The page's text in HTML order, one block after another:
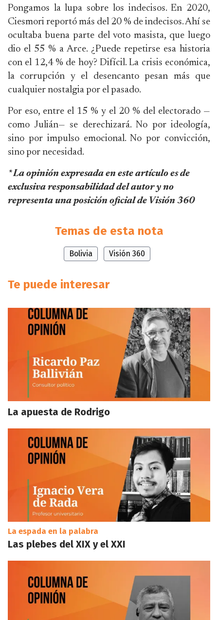
Pongamos la lupa sobre los indecisos. En 2020,
Ciesmori reportó más del 20 % de indecisos. Ahí se
ocultaba buena parte del voto masista, que luego
dio el 55 % a Arce. ¿Puede repetirse esa historia
con el 12,4 % de hoy? Difícil. La crisis económica,
la corrupción y el desencanto pesan más que
cualquier nostalgia por el pasado.
Por eso, entre el 15 % y el 20 % del electorado —
como Julián— se derechizará. No por ideología,
sino por impulso emocional. No por convicción,
sino por necesidad.
* La opinión expresada en este artículo es de
exclusiva responsabilidad del autor y no
representa una posición oficial de Visión 360
Temas de esta nota
Bolivia Visión 360
Te puede interesar
La apuesta de Rodrigo
La espada en la palabra
Las plebes del XIX y el XXI